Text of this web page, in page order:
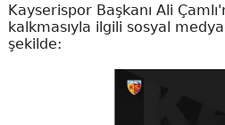
Kayserispor Başkanı Ali
kalkmasıyla ilgili sosyal
şekilde: